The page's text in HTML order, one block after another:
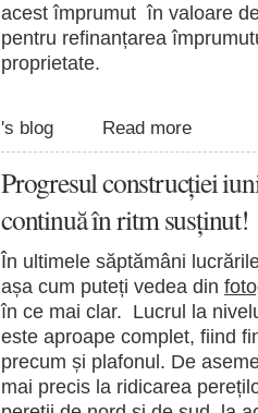
acest împrumut în valoare
pentru refinanțarea
proprietate.
's blog Read more
Progresul construcției
continuă în ritm susținut!
În ultimele săptămâni
așa cum puteți vedea din
în ce mai clar. Lucrul la
este aproape complet, fiind
precum și plafonul. De
mai precis la ridicarea